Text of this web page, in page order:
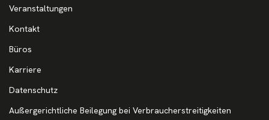
Veranstaltungen
Kontakt
Büros
Karriere
Datenschutz
Außergerichtliche Beilegung bei Verbraucherstreitigkeiten